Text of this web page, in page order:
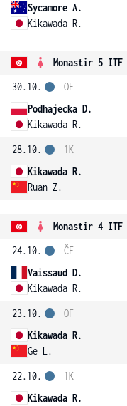
Sycamore A.
Kikawada R.
Monastir 5 ITF
30.10.
Podhajecka D.
Kikawada R.
OF
28.10.
Kikawada R.
Ruan Z.
1K
Monastir 4 ITF
24.10.
Vaissaud D.
Kikawada R.
ČF
23.10.
Kikawada R.
Ge L.
OF
22.10.
Kikawada R.
1K